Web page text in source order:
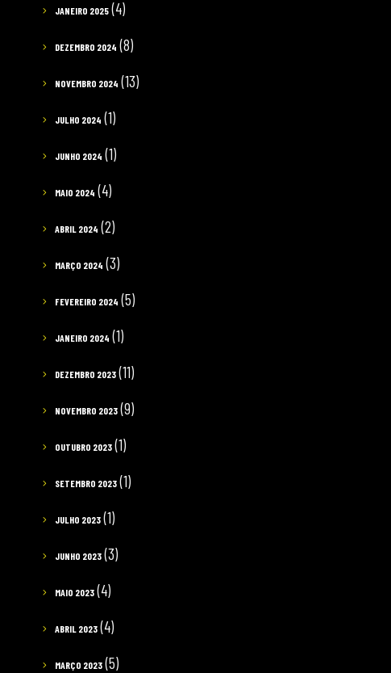
JANEIRO 2025 (4)
DEZEMBRO 2024 (8)
NOVEMBRO 2024 (13)
JULHO 2024 (1)
JUNHO 2024 (1)
MAIO 2024 (4)
ABRIL 2024 (2)
MARÇO 2024 (3)
FEVEREIRO 2024 (5)
JANEIRO 2024 (1)
DEZEMBRO 2023 (11)
NOVEMBRO 2023 (9)
OUTUBRO 2023 (1)
SETEMBRO 2023 (1)
JULHO 2023 (1)
JUNHO 2023 (3)
MAIO 2023 (4)
ABRIL 2023 (4)
MARÇO 2023 (5)